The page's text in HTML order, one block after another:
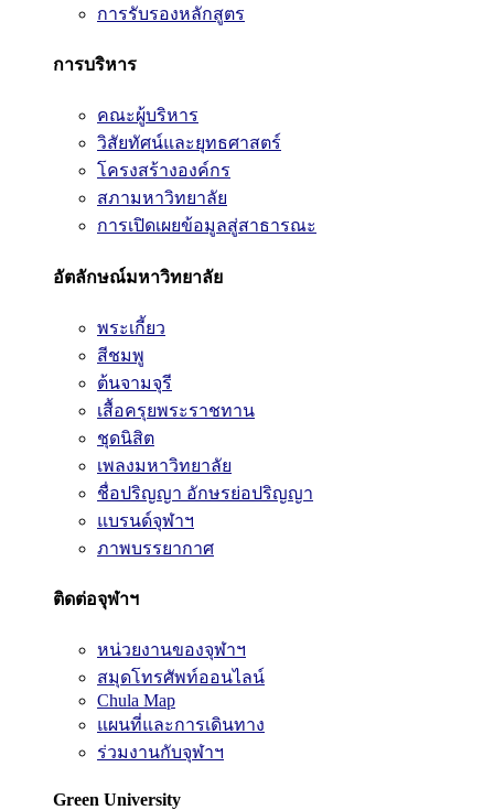
การรับรองหลักสูตร
การบริหาร
คณะผู้บริหาร
วิสัยทัศน์และยุทธศาสตร์
โครงสร้างองค์กร
สภามหาวิทยาลัย
การเปิดเผยข้อมูลสู่สาธารณะ
อัตลักษณ์มหาวิทยาลัย
พระเกี้ยว
สีชมพู
ต้นจามจุรี
เสื้อครุยพระราชทาน
ชุดนิสิต
เพลงมหาวิทยาลัย
ชื่อปริญญา อักษรย่อปริญญา
แบรนด์จุฬาฯ
ภาพบรรยากาศ
ติดต่อจุฬาฯ
หน่วยงานของจุฬาฯ
สมุดโทรศัพท์ออนไลน์
Chula Map
แผนที่และการเดินทาง
ร่วมงานกับจุฬาฯ
Green University